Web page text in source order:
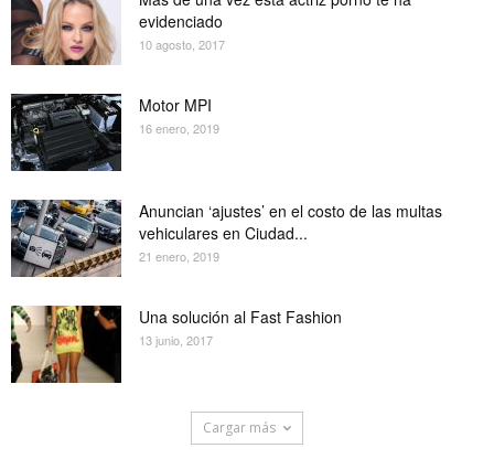
evidenciado
10 agosto, 2017
Motor MPI
16 enero, 2019
Anuncian ‘ajustes’ en el costo de las multas
vehiculares en Ciudad...
21 enero, 2019
Una solución al Fast Fashion
13 junio, 2017
Cargar más